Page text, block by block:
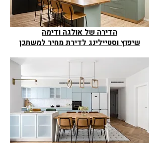
הדירה של אולגה ודימה
שיפוץ וסטיילינג לדירת מחיר למשתכן